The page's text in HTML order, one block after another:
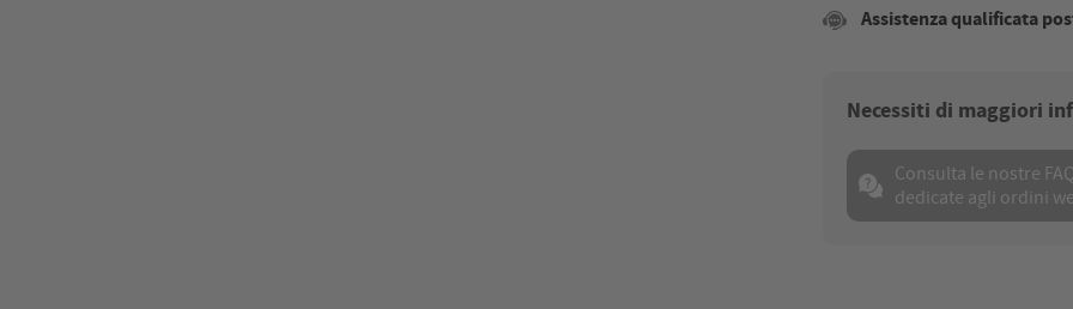
Assistenza qualificata
Necessiti di maggiori
Consulta le nostre
dedicate agli ordini